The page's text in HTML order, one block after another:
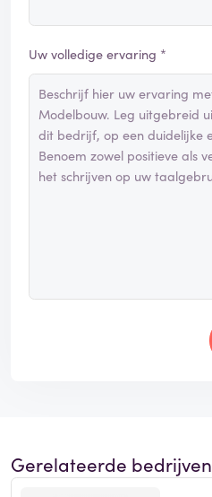
Uw volledige ervaring *
Gerelateerde bedrijven